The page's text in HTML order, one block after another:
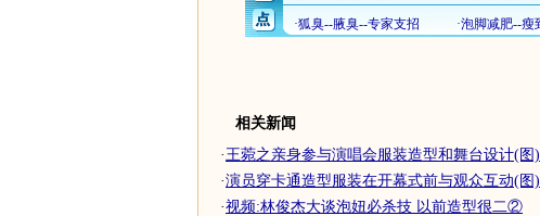
相关新闻
·王菀之亲身参与演唱会服装造型和舞台设计(图)
·演员穿卡通造型服装在开幕式前与观众互动(图)
·视频:林俊杰大谈泡妞必杀技 以前造型很二②